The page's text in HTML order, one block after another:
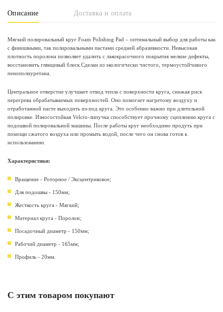
Описание Доставка и оплата
Мягкий полировальный круг Foam Polishing Pad – оптимальный выбор для работы как
с финишными, так полировальными пастами средней абразивности. Невысокая
плотность поролона позволяет удалить с лакокрасочного покрытия мелкие дефекты,
восстановить глянцевый блеск.Сделан из экологически чистого, термоустойчивого
пенополиуретана.
Центральное отверстие улучшает отвод тепла с поверхности круга, снижая риск
перегрева обрабатываемых поверхностей. Оно помогает нагретому воздуху и
отработанной пасте выходить из-под круга. Это особенно важно при длительной
полировке. Износостойкая Velcro-липучка способствует прочному сцеплению круга с
подошвой полировальной машины. После работы круг необходимо продуть при
помощи сжатого воздуха или промыть водой, после чего он снова готов к
использованию.
Характеристики:
Вращение - Роторное / Эксцентриковое;
Для подошвы - 150мм;
Жесткость круга - Мягкий;
Материал круга - Поролон;
Посадочный диаметр - 150мм;
Рабочий диаметр - 165мм;
Профиль - 20мм.
С этим товаром покупают